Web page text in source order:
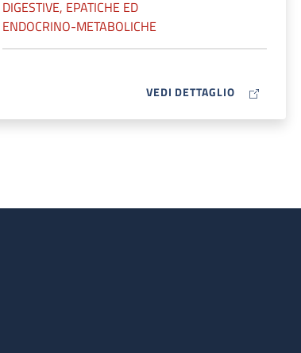
DIGESTIVE, EPATICHE ED
ENDOCRINO-METABOLICHE
VEDI DETTAGLIOMAP ICON